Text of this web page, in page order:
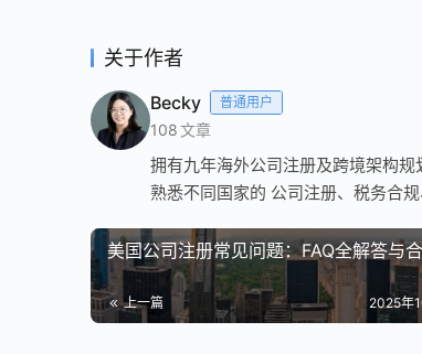
关于作者
Becky 普通用户
108文章
拥有九年海外公司注册及跨境架构
熟悉不同国家的 公司注册、税务合
美国公司注册常见问题：FAQ全解答与
上一篇 2025年